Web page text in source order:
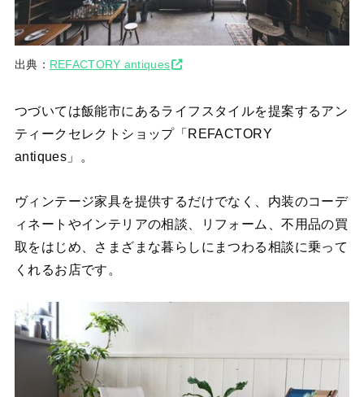
出典： REFACTORY antiques
つづいては飯能市にあるライフスタイルを提案するアン
ティークセレクトショップ「REFACTORY
antiques」。
ヴィンテージ家具を提供するだけでなく、内装のコーデ
ィネートやインテリアの相談、リフォーム、不用品の買
取をはじめ、さまざまな暮らしにまつわる相談に乗って
くれるお店です。